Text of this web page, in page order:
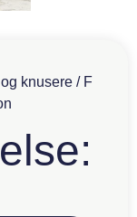
knusere / F